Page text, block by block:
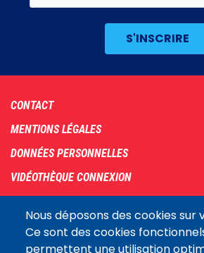
Nous déposons des cookies sur
Ce sont des cookies
permettent une utilisation
Footer
menu
CONTACT
MENTIONS LÉGALES
DONNÉES PERSONNELLES
VIDÉOTHÈQUE CONNEXION
COOKIES